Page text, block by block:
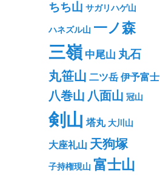
ちち山 サガリハゲ山
ハネズル山 一ノ森
三嶺 中尾山 丸石
丸笹山 二ツ岳伊予富士
八巻山 八面山 冠山
剣山 塔丸 大川山
大座礼山 天狗塚
子持権現山 富士山